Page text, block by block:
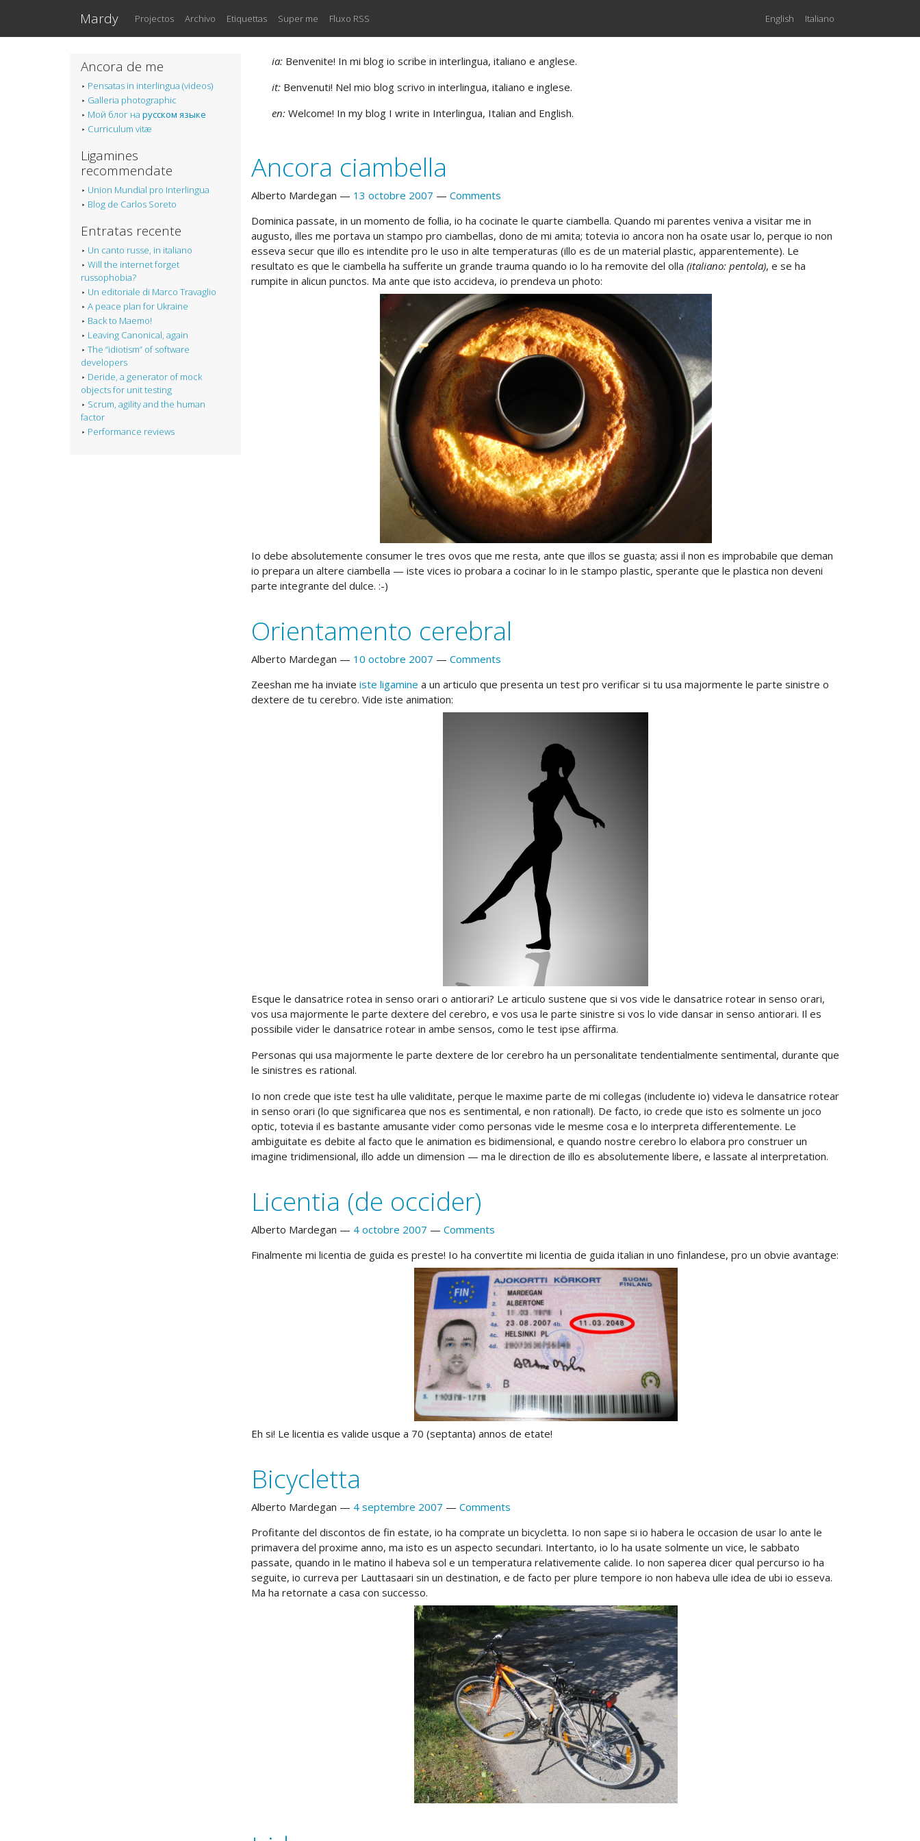
Mardy Projectos Archivo Etiquettas Super me Fluxo RSS English Italiano
Ancora de me
Pensatas in interlingua (videos)
Galleria photographic
Мой блог на русском языке
Curriculum vitæ
Ligamines
recommendate
Union Mundial pro Interlingua
Blog de Carlos Soreto
Entratas recente
Un canto russe, in italiano
Will the internet forget
russophobia?
Un editoriale di Marco Travaglio
A peace plan for Ukraine
Back to Maemo!
Leaving Canonical, again
The “idiotism” of software
developers
Deride, a generator of mock
objects for unit testing
Scrum, agility and the human
factor
Performance reviews
ia: Benvenite! In mi blog io scribe in interlingua, italiano e anglese.
it: Benvenuti! Nel mio blog scrivo in interlingua, italiano e inglese.
en: Welcome! In my blog I write in Interlingua, Italian and English.
Ancora ciambella
Alberto Mardegan 13 octobre 2007
Comments
Dominica passate, in un momento de follia, io ha cocinate le quarte ciambella. Quando mi parentes veniva a visitar me in
augusto, illes me portava un stampo pro ciambellas, dono de mi amita; totevia io ancora non ha osate usar lo, perque io non
esseva secur que illo es intendite pro le uso in alte temperaturas (illo es de un material plastic, apparentemente). Le
resultato es que le ciambella ha sufferite un grande trauma quando io lo ha removite del olla (italiano: pentola), e se ha
rumpite in alicun punctos. Ma ante que isto accideva, io prendeva un photo:
Io debe absolutemente consumer le tres ovos que me resta, ante que illos se guasta; assi il non es improbabile que deman
io prepara un altere ciambella — iste vices io probara a cocinar lo in le stampo plastic, sperante que le plastica non deveni
parte integrante del dulce. :-)
Orientamento cerebral
Alberto Mardegan 10 octobre 2007
Comments
Zeeshan me ha inviate iste ligamine a un articulo que presenta un test pro verificar si tu usa majormente le parte sinistre o
dextere de tu cerebro. Vide iste animation:
Esque le dansatrice rotea in senso orari o antiorari? Le articulo sustene que si vos vide le dansatrice rotear in senso orari,
vos usa majormente le parte dextere del cerebro, e vos usa le parte sinistre si vos lo vide dansar in senso antiorari. Il es
possibile vider le dansatrice rotear in ambe sensos, como le test ipse affirma.
Personas qui usa majormente le parte dextere de lor cerebro ha un personalitate tendentialmente sentimental, durante que
le sinistres es rational.
Io non crede que iste test ha ulle validitate, perque le maxime parte de mi collegas (includente io) videva le dansatrice rotear
in senso orari (lo que significarea que nos es sentimental, e non rational!). De facto, io crede que isto es solmente un joco
optic, totevia il es bastante amusante vider como personas vide le mesme cosa e lo interpreta differentemente. Le
ambiguitate es debite al facto que le animation es bidimensional, e quando nostre cerebro lo elabora pro construer un
imagine tridimensional, illo adde un dimension — ma le direction de illo es absolutemente libere, e lassate al interpretation.
Licentia (de occider)
Alberto Mardegan 4 octobre 2007
Comments
Finalmente mi licentia de guida es preste! Io ha convertite mi licentia de guida italian in uno finlandese, pro un obvie avantage:
Eh si! Le licentia es valide usque a 70 (septanta) annos de etate!
Bicycletta
Alberto Mardegan 4 septembre 2007
Comments
Profitante del discontos de fin estate, io ha comprate un bicycletta. Io non sape si io habera le occasion de usar lo ante le
primavera del proxime anno, ma isto es un aspecto secundari. Intertanto, io lo ha usate solmente un vice, le sabbato
passate, quando in le matino il habeva sol e un temperatura relativemente calide. Io non saperea dicer qual percurso io ha
seguite, io curreva per Lauttasaari sin un destination, e de facto per plure tempore io non habeva ulle idea de ubi io esseva.
Ma ha retornate a casa con successo.